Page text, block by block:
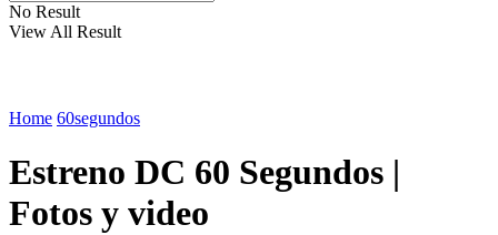
No Result
View All Result
Home 60segundos
Estreno DC 60 Segundos |
Fotos y video